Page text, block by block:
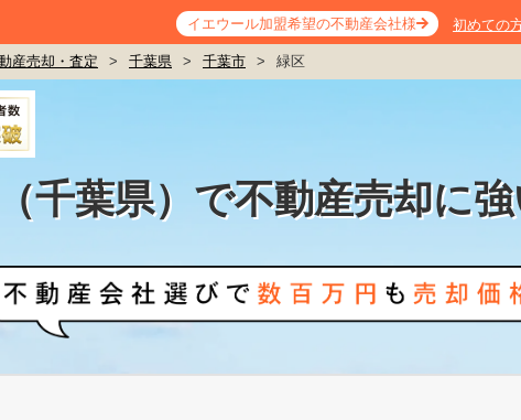
イエウール加盟希望の不動産会社様 初めての
産売却・査定 > 千葉県 > 千葉市 > 緑区
千葉県）で不動産売却に